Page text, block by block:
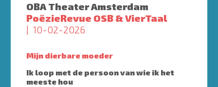
OBA Theater Amsterdam
PoëzieRevue OSB & VierTaal
10-02-2026
Mijn dierbare moeder
Ik loop met de persoon van wie ik het
meeste hou